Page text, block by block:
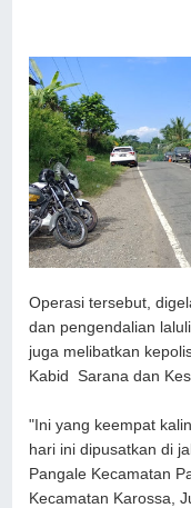
Operasi tersebut,
dan pengendalian
juga melibatkan
Kabid Sarana dan
"Ini yang keempat
hari ini dipusatkan di
Pangale Kecamatan
Kecamatan Karossa,